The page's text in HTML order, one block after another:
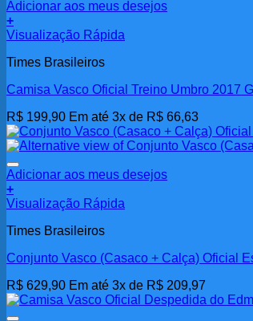
Adicionar aos meus desejos
+
Visualização Rápida
Times Brasileiros
Camisa Vasco Oficial Treino Umbro 2017 G
R$ 199,90 Em até 3x de R$ 66,63
Adicionar aos meus desejos
+
Visualização Rápida
Times Brasileiros
Conjunto Vasco (Casaco + Calça) Oficial
R$ 629,90 Em até 3x de R$ 209,97